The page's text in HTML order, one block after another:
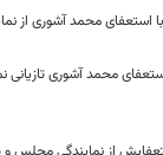
استعفای محمد آشوری از
محمد آشوری تازیانی